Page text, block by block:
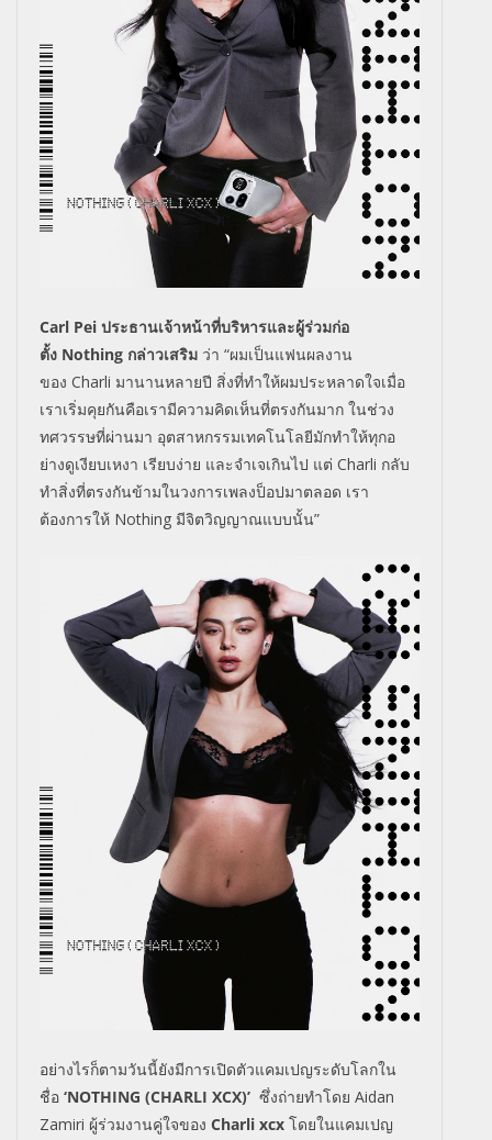
Carl Pei ประธานเจ้าหน้าที่บริหารและผู้ร่วมก่อ
ตั้ง Nothing กล่าวเสริม ว่า “ผมเป็นแฟนผลงาน
ของ Charli มานานหลายปี สิ่งที่ทำให้ผมประหลาดใจเมื่อ
เราเริ่มคุยกันคือเรามีความคิดเห็นที่ตรงกันมาก ในช่วง
ทศวรรษที่ผ่านมา อุตสาหกรรมเทคโนโลยีมักทำให้ทุกอ
ย่างดูเงียบเหงา เรียบง่าย และจำเจเกินไป แต่ Charli กลับ
ทำสิ่งที่ตรงกันข้ามในวงการเพลงป็อปมาตลอด เรา
ต้องการให้ Nothing มีจิตวิญญาณแบบนั้น”
อย่างไรก็ตามวันนี้ยังมีการเปิดตัวแคมเปญระดับโลกใน
ชื่อ ‘NOTHING (CHARLI XCX)’ ซึ่งถ่ายทำโดย Aidan
Zamiri ผู้ร่วมงานคู่ใจของ Charli xcx โดยในแคมเปญ